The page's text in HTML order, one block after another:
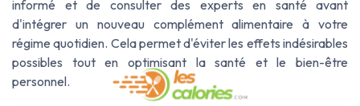
informé et de consulter des experts en santé avant
d'intégrer un nouveau complément alimentaire à votre
régime quotidien. Cela permet d'éviter les effets indésirables
possibles tout en optimisant la santé et le bien-être
personnel.